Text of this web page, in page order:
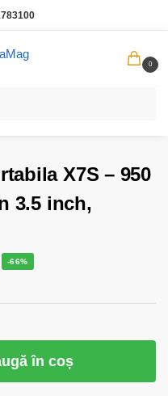
0
X7S – 950
3.5 inch,
-66%
în coș